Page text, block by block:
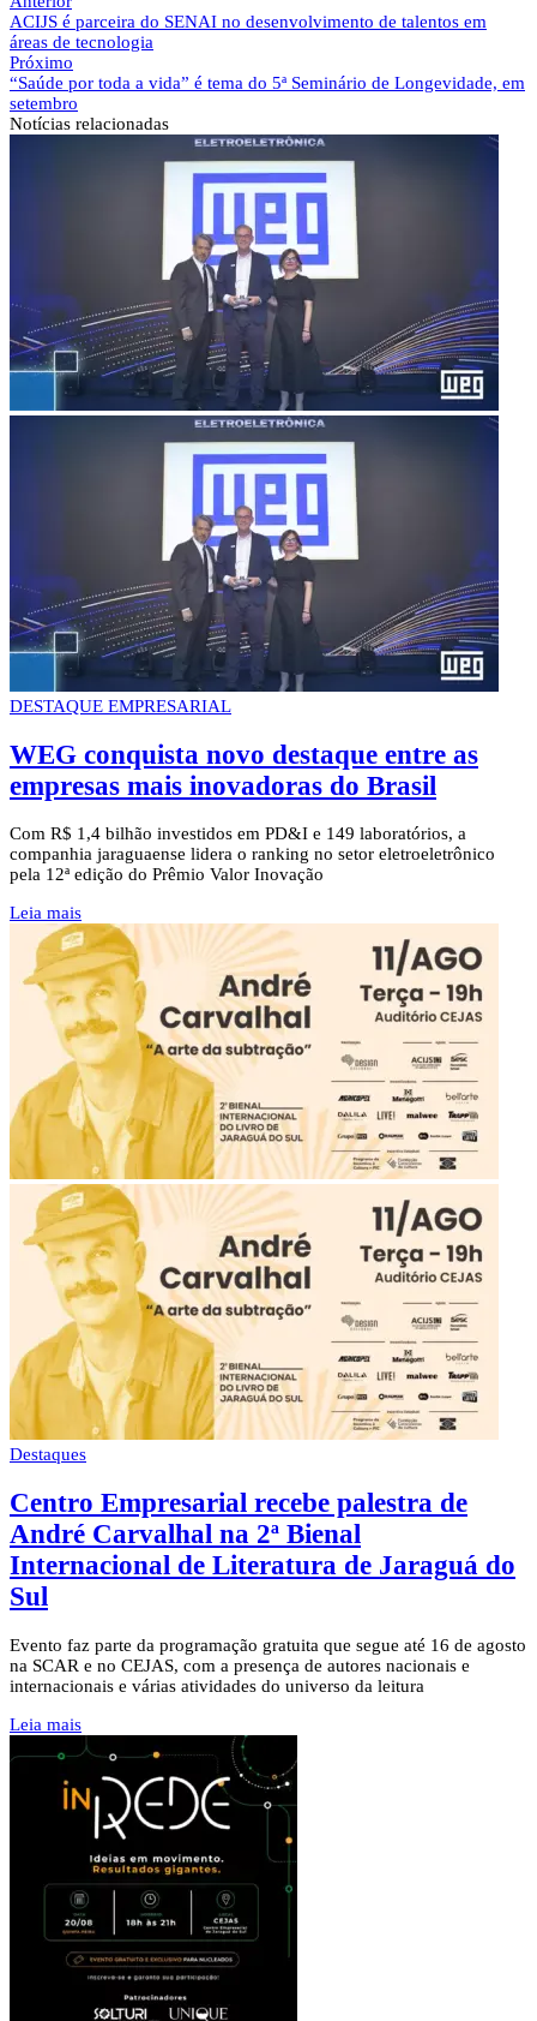
ACIJS é parceira do SENAI no desenvolvimento de talentos em
áreas de tecnologia
Próximo
“Saúde por toda a vida” é tema do 5ª Seminário de Longevidade, em
setembro
Notícias relacionadas
DESTAQUE EMPRESARIAL
WEG conquista novo destaque entre as
empresas mais inovadoras do Brasil
Com R$ 1,4 bilhão investidos em PD&I e 149 laboratórios, a
companhia jaraguaense lidera o ranking no setor eletroeletrônico
pela 12ª edição do Prêmio Valor Inovação
Leia mais
Destaques
Centro Empresarial recebe palestra de
André Carvalhal na 2ª Bienal
Internacional de Literatura de Jaraguá do
Sul
Evento faz parte da programação gratuita que segue até 16 de agosto
na SCAR e no CEJAS, com a presença de autores nacionais e
internacionais e várias atividades do universo da leitura
Leia mais